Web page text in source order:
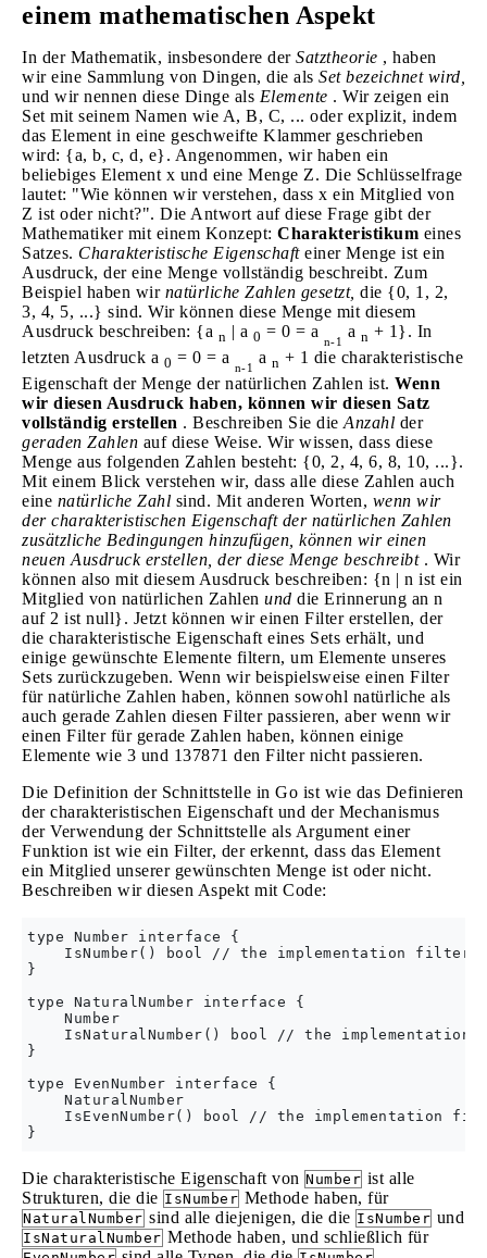
einem mathematischen Aspekt
In der Mathematik, insbesondere der Satztheorie , haben
wir eine Sammlung von Dingen, die als Set bezeichnet wird,
und wir nennen diese Dinge als Elemente . Wir zeigen ein
Set mit seinem Namen wie A, B, C, ... oder explizit, indem
das Element in eine geschweifte Klammer geschrieben
wird: {a, b, c, d, e}. Angenommen, wir haben ein
beliebiges Element x und eine Menge Z. Die Schlüsselfrage
lautet: "Wie können wir verstehen, dass x ein Mitglied von
Z ist oder nicht?". Die Antwort auf diese Frage gibt der
Mathematiker mit einem Konzept: Charakteristikum eines
Satzes. Charakteristische Eigenschafteiner Menge ist ein
Ausdruck, der eine Menge vollständig beschreibt. Zum
Beispiel haben wir natürliche Zahlen gesetzt, die {0, 1, 2,
3, 4, 5, ...} sind. Wir können diese Menge mit diesem
Ausdruck beschreiben: {a n | a 0 = 0 = a
n-1
a n + 1}. In
letzten Ausdruck a 0 = 0 = a
n-1
a n + 1 die charakteristische
Eigenschaft der Menge der natürlichen Zahlen ist. Wenn
wir diesen Ausdruck haben, können wir diesen Satz
vollständig erstellen . Beschreiben Sie die Anzahl der
geraden Zahlen auf diese Weise. Wir wissen, dass diese
Menge aus folgenden Zahlen besteht: {0, 2, 4, 6, 8, 10, ...}.
Mit einem Blick verstehen wir, dass alle diese Zahlen auch
eine natürliche Zahl sind. Mit anderen Worten, wenn wir
der charakteristischen Eigenschaft der natürlichen Zahlen
zusätzliche Bedingungen hinzufügen, können wir einen
neuen Ausdruck erstellen, der diese Menge beschreibt. Wir
können also mit diesem Ausdruck beschreiben: {n | n ist ein
Mitglied von natürlichen Zahlen und die Erinnerung an n
auf 2 ist null}. Jetzt können wir einen Filter erstellen, der
die charakteristische Eigenschaft eines Sets erhält, und
einige gewünschte Elemente filtern, um Elemente unseres
Sets zurückzugeben. Wenn wir beispielsweise einen Filter
für natürliche Zahlen haben, können sowohl natürliche als
auch gerade Zahlen diesen Filter passieren, aber wenn wir
einen Filter für gerade Zahlen haben, können einige
Elemente wie 3 und 137871 den Filter nicht passieren.
Die Definition der Schnittstelle in Go ist wie das Definieren
der charakteristischen Eigenschaft und der Mechanismus
der Verwendung der Schnittstelle als Argument einer
Funktion ist wie ein Filter, der erkennt, dass das Element
ein Mitglied unserer gewünschten Menge ist oder nicht.
Beschreiben wir diesen Aspekt mit Code:
type Number interface {
IsNumber() bool // the implementation filter
}
type NaturalNumber interface {
    Number
IsNaturalNumber() bool // the implementation
}
type EvenNumber interface {
    NaturalNumber
IsEvenNumber() bool // the implementation
Die charakteristische Eigenschaft von Number ist alle
Strukturen, die die IsNumber Methode haben, für
NaturalNumber sind alle diejenigen, die die IsNumber und
IsNaturalNumber Methode haben, und schließlich für